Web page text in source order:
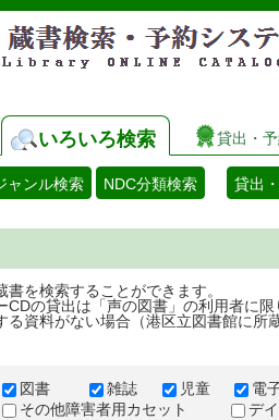
いろいろ検索 貸出・
ャンル検索 NDC分類検索 貸出
を検索することができます。
の貸出は「声の図書」の利用者に限
る資料がない場合（港区立図書館に所
図書 雑誌 児童
電
その他障害者用カセット
デ